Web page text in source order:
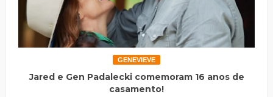
GENEVIEVE
Jared e Gen Padalecki comemoram 16 anos de
casamento!